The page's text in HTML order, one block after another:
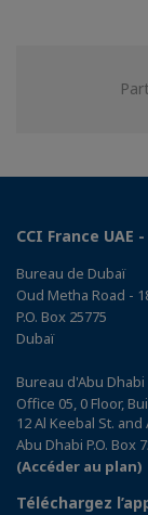
CCI France UAE
Bureau de Dubaï
Oud Metha Road -
P.O. Box 25775
Dubaï
Bureau d'Abu Dhabi
Office 05, 0 Floor,
12 Al Keebal St. and
Abu Dhabi P.O. Box
(Accéder au plan)
Téléchargez